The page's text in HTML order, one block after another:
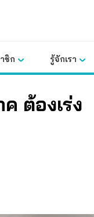
ชิก รู้จักเรา
ต้องเร่ง